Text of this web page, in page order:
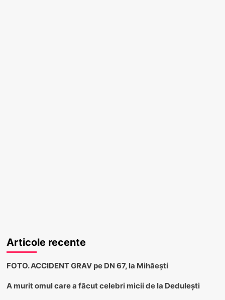
Articole recente
FOTO. ACCIDENT GRAV pe DN 67, la Mihăești
A murit omul care a făcut celebri micii de la Dedulești